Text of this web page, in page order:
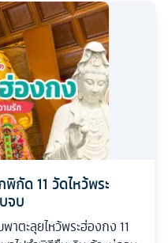
กัด 11 วัดไหว้พระ
จบ
าตะลุยไหว้พระฮ่องกง 11